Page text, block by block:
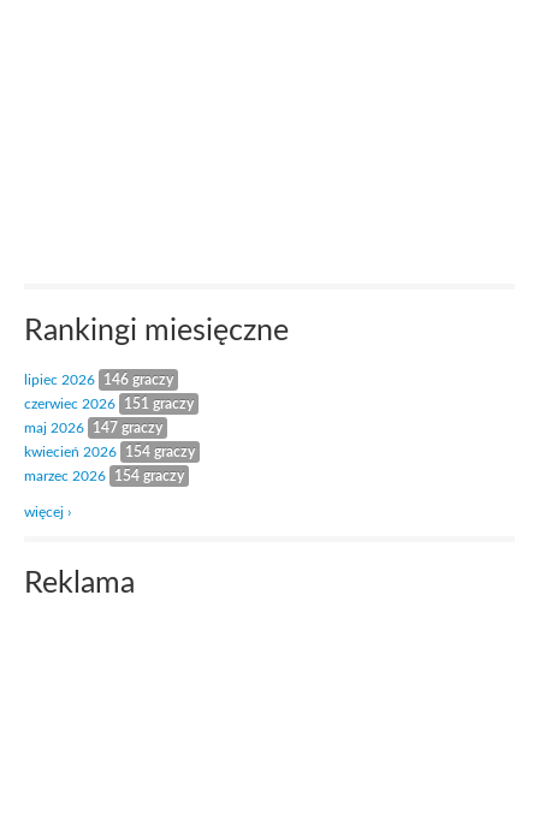
Rankingi miesięczne
lipiec 2026
146 graczy
czerwiec 2026
151 graczy
maj 2026
147 graczy
kwiecień 2026
154 graczy
marzec 2026
154 graczy
więcej ›
Reklama